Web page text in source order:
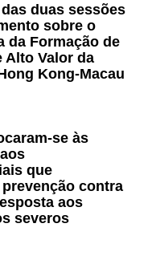
duas sessões
sobre o
da Formação de
Alto Valor da
Kong-Macau
se às
que
contra
aos
severos